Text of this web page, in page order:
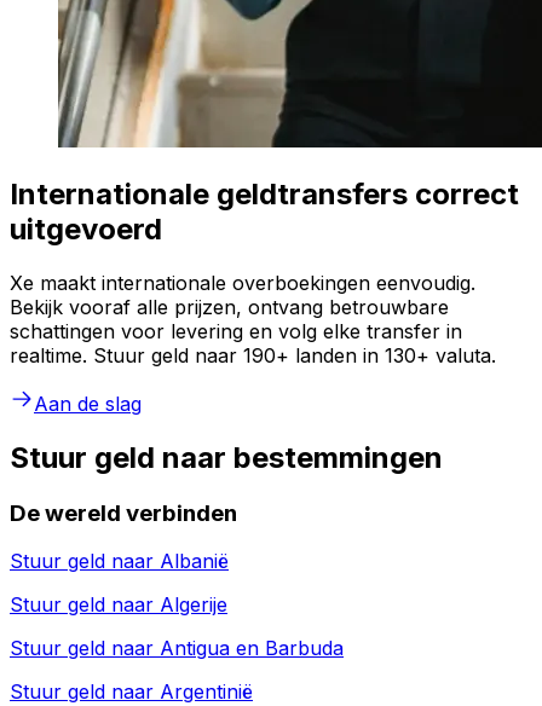
Internationale geldtransfers correct
uitgevoerd
Xe maakt internationale overboekingen eenvoudig.
Bekijk vooraf alle prijzen, ontvang betrouwbare
schattingen voor levering en volg elke transfer in
realtime. Stuur geld naar 190+ landen in 130+ valuta.
Aan de slag
Stuur geld naar bestemmingen
De wereld verbinden
Stuur geld naar Albanië
Stuur geld naar Algerije
Stuur geld naar Antigua en Barbuda
Stuur geld naar Argentinië